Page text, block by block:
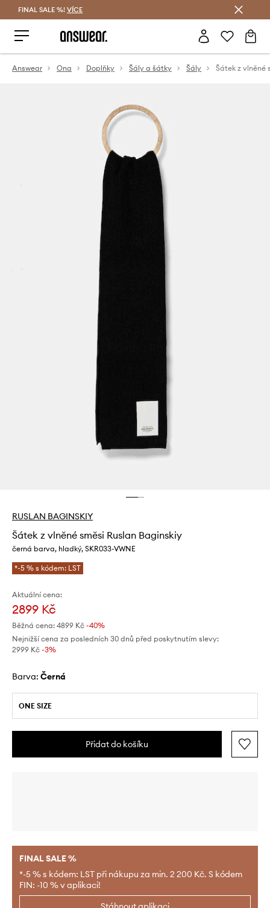
FINAL SALE %! VÍCE
Answear Ona Doplňky Šály a šátky Šály
RUSLAN BAGINSKIY
Šátek z vlněné směsi Ruslan Baginskiy
černá barva, hladký, SKR033-VWNE
*-5 % s kódem: LST
Aktuální cena:
2899 Kč
Běžná cena: 4899 Kč -40%
Nejnižší cena za posledních 30 dnů před poskytnutím slevy:
2999 Kč -3%
Barva: černá
ONE SIZE
Přidat do košíku
FINAL SALE %
*-5 % s kódem: LST při nákupu za min. 2 200 Kč. S kódem
FIN: -10 % v aplikaci!